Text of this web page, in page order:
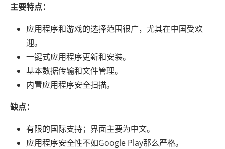
主要特点：
应用程序和游戏的选择范围很广，尤其在中国受欢
迎。
一键式应用程序更新和安装。
基本数据传输和文件管理。
内置应用程序安全扫描。
缺点：
有限的国际支持；界面主要为中文。
应用程序安全性不如Google Play那么严格。